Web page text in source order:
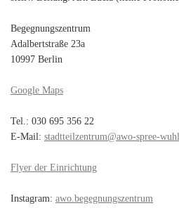
Begegnungszentrum
Adalbertstraße 23a
10997 Berlin
Google Maps
Tel.: 030 695 356 22
E-Mail: stadtteilzentrum@awo-spree-
Flyer der Einrichtung
Instagram: awo.begegnungszentrum